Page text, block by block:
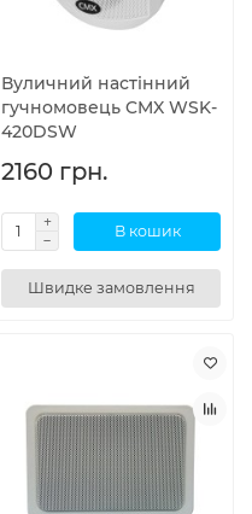
Вуличний настінний
гучномовець CMX WSK-
420DSW
2160 грн.
В кошик
Швидке замовлення